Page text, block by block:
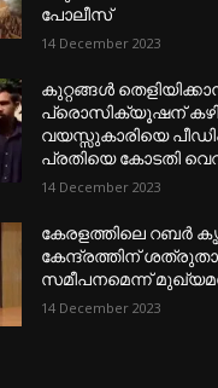
പോലീസ്
14 December 2023
കുറ്റങ്ങൾ
പ്രൊസിക്യൂഷന്
വയസ്സുകാരിയെ
പ്രതിയെ കോടതി
14 December 2023
കേരളത്തിലെ റബർ
കേന്ദ്രത്തിന്
സമീപനമെന്ന്
14 December 2023